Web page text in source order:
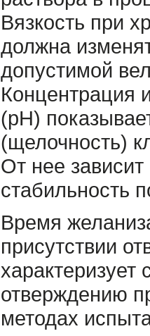
Вязкость при
должна
допустимой
Концентрация
(рН)
(щелочность)
От нее
стабильность
Время
присутствии
характеризует
отверждению
методах